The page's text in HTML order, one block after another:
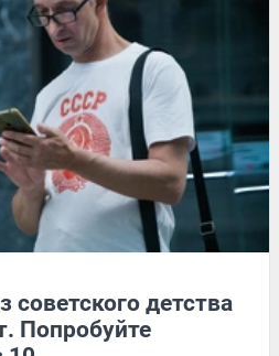
советского детства
Попробуйте